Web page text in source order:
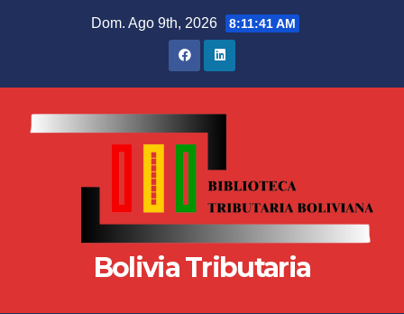
Dom. Ago 9th, 2026 8:11:43 AM
Bolivia Tributaria